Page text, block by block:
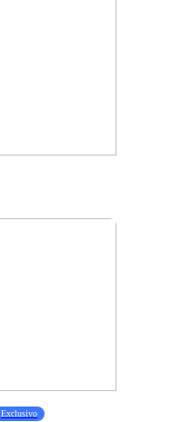
Exclusivo